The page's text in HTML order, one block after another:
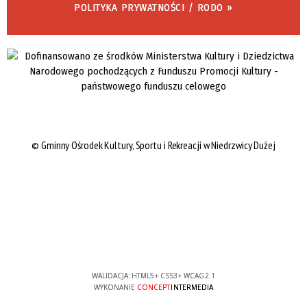
POLITYKA PRYWATNOŚCI / RODO »
© Gminny Ośrodek Kultury, Sportu i Rekreacji w Niedrzwicy Dużej
WALIDACJA: HTML5+ CSS3+ WCAG 2.1
WYKONANIE CONCEPTINTERMEDIA